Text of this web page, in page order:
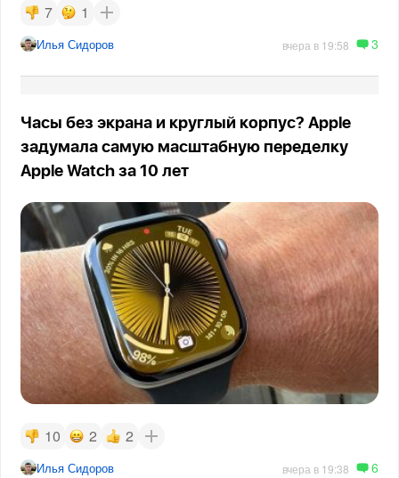
7 1
Илья Сидоров вчера в 19:58 3
Часы без экрана и круглый корпус? Apple
задумала самую масштабную переделку
Apple Watch за 10 лет
10 2 2
Илья Сидоров вчера в 19:38 6